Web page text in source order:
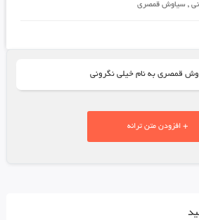
, سیاوش قمصری
قمصری به نام خیلی نگرونی
+ افزودن متن ترانه